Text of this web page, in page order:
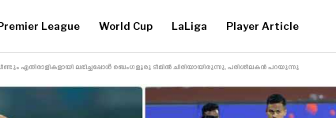
League World Cup LaLiga Player Article
എതിരാളികളായി ലഭിച്ചപ്പോൾ ബെംഗളൂരു ടീമിൽ ചിരിയായിരുന്നു, പരിശീലകൻ പറയുന്നു